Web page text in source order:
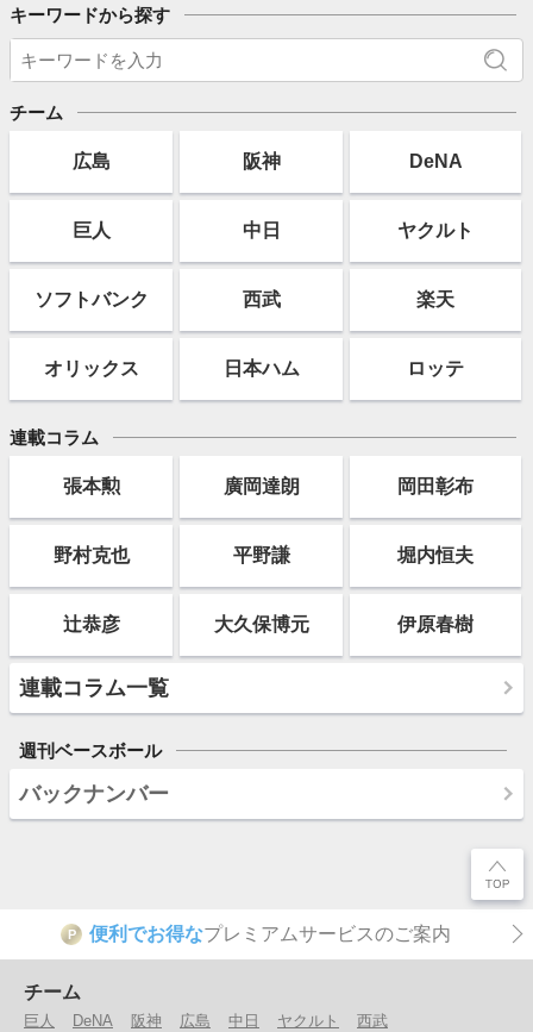
キーワードから探す
チーム
広島 阪神 DeNA
巨人 中日 ヤクルト
ソフトバンク 西武 楽天
オリックス 日本ハム ロッテ
連載コラム
張本勲 廣岡達朗 岡田彰布
野村克也 平野謙 堀内恒夫
辻恭彦 大久保博元 伊原春樹
連載コラム一覧
週刊ベースボール
バックナンバー
P 便利でお得なプレミアムサービスのご案内
チーム
巨人 DeNA 阪神 広島 中日 ヤクルト 西武